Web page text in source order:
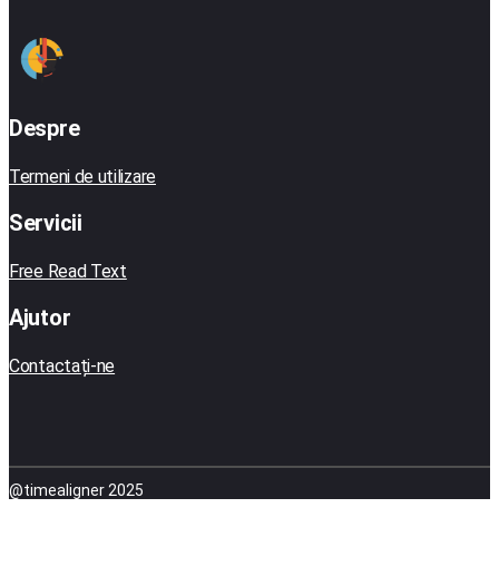
Despre
Termeni de utilizare
Servicii
Free Read Text
Ajutor
Contactați-ne
@timealigner 2025